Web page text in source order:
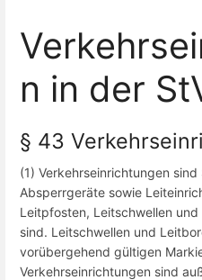
n in der
§ 43
(1) Verkehrseinrichtungen
Absperrgeräte sowie
Leitpfosten, Leitschwellen
sind. Leitschwellen und
vorübergehend gültigen
Verkehrseinrichtungen sind